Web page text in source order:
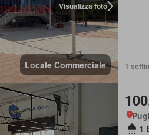
Visualizza foto
Locale Commerciale 1
1